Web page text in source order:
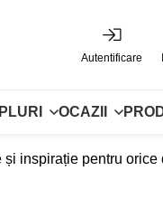
Autentificare
OCAZII
și inspirație pentru orice